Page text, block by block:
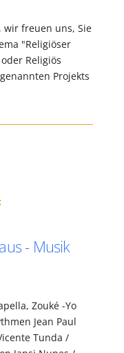
wir freuen uns, Sie
"Religiöser
Religiös
Projekts
- Musik
Zouké -Yo
Jean Paul
Tunda /